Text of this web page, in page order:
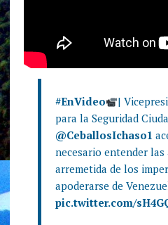
#EnVideo
|
para la Seguridad
@CeballosIchaso1
necesario entender
arremetida de los
apoderarse de
pic.twitter.com/